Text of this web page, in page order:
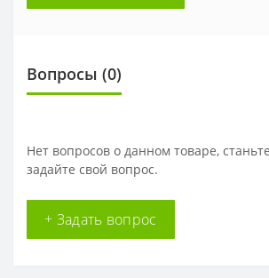
Вопросы (0)
Нет вопросов о данном товаре,
задайте свой вопрос.
+ Задать вопрос